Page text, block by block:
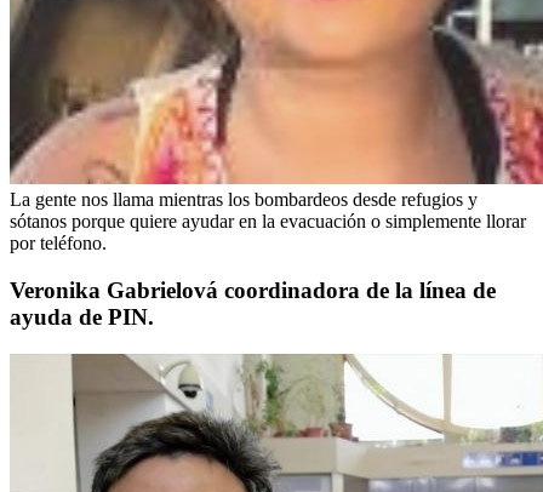
La gente nos llama mientras los bombardeos desde refugios y
sótanos porque quiere ayudar en la evacuación o simplemente llorar
por teléfono.
Veronika Gabrielová coordinadora de la línea de
ayuda de PIN.